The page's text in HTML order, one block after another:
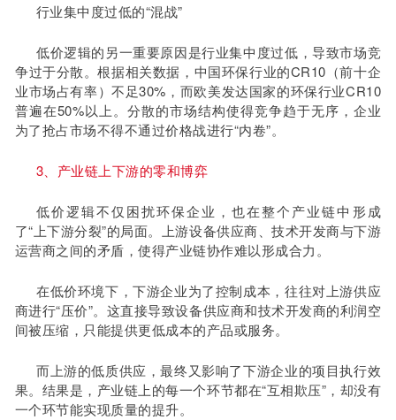
行业集中度过低的“混战”
低价逻辑的另一重要原因是行业集中度过低，导致市场竞
争过于分散。根据相关数据，中国环保行业的CR10（前十企
业市场占有率）不足30%，而欧美发达国家的环保行业CR10
普遍在50%以上。分散的市场结构使得竞争趋于无序，企业
为了抢占市场不得不通过价格战进行“内卷”。
3、产业链上下游的零和博弈
低价逻辑不仅困扰环保企业，也在整个产业链中形成
了“上下游分裂”的局面。上游设备供应商、技术开发商与下游
运营商之间的矛盾，使得产业链协作难以形成合力。
在低价环境下，下游企业为了控制成本，往往对上游供应
商进行“压价”。这直接导致设备供应商和技术开发商的利润空
间被压缩，只能提供更低成本的产品或服务。
而上游的低质供应，最终又影响了下游企业的项目执行效
果。结果是，产业链上的每一个环节都在“互相欺压”，却没有
一个环节能实现质量的提升。